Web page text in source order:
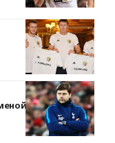
Зинедину